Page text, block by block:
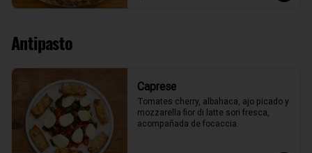
Antipasto
Caprese
Tomates cherry, albahaca, ajo picado y
mozzarella fior di latte sori fresca,
acompañada de focaccia.